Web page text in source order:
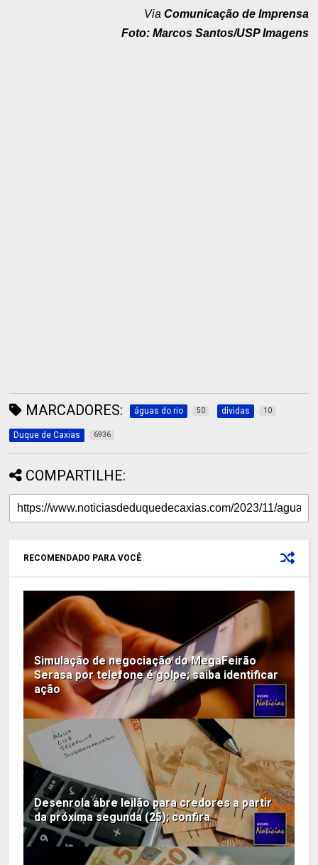
Via Comunicação de Imprensa
Foto: Marcos Santos/USP Imagens
MARCADORES: águas do rio 50 dívidas 10
Duque de Caxias 6936
COMPARTILHE:
RECOMENDADO PARA VOCÊ
Simulação de negociação do MegaFeirão
Serasa por telefone é golpe; saiba identificar
ação
Desenrola abre leilão para credores a partir
da próxima segunda (25); confira